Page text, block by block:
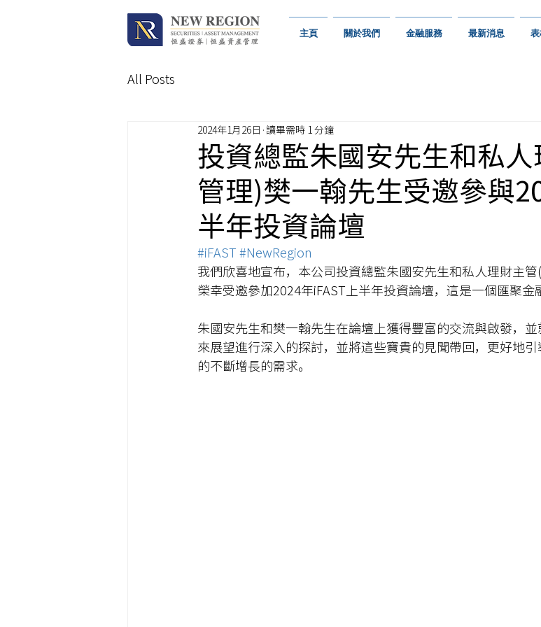
主頁 關於我們 金融服務 最新消息
All Posts
投資總監朱國安先生和私
管理)樊一翰先生受邀參與
半年投資論壇
2024年1月26日 讀畢需時 1 分鐘
#iFAST #NewRegion
我們欣喜地宣布，本公司投資總監朱國安先生和私人理財主
榮幸受邀參加2024年iFAST上半年投資論壇，這是一個匯聚金
朱國安先生和樊一翰先生在論壇上獲得豐富的交流與啟發，
來展望進行深入的探討，並將這些寶貴的見聞帶回，更好地
的不斷增長的需求。